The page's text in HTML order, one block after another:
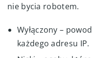
nie bycia robotem.
Wyłączony –
każdego adresu IP.